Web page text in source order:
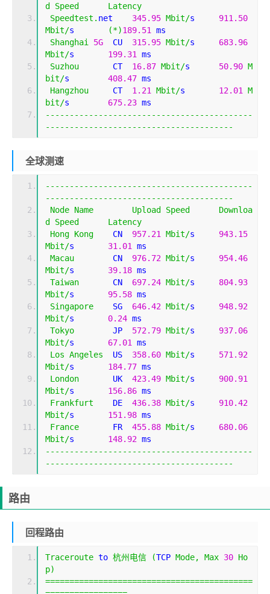
d
Speed
Latency
Speedtest . net 345.95 Mbit/s 911.50
Mbit/s (*)189.51
Shanghai
5G
  CU
315.95 Mbit/s 683.96
Mbit/s 199.31
Suzhou
       CT
16.87 Mbit/s 50.90 M
bit/s 408.47
Hangzhou
     CT
1.21 Mbit/s 12.01
M
bit/s 675.23
-------------------------------------------
---------------------------------------
全球测速
-------------------------------------------
---------------------------------------
Node Name Upload Speed
Downloa
d
Speed
Latency
Hong Kong
    CN
957.21 Mbit/s 943.15
Mbit/s 31.01
Macau
        CN
976.72 Mbit/s 954.46
Mbit/s 39.18
Taiwan
       CN
697.24 Mbit/s 804.93
Mbit/s 95.58
Singapore
    SG
646.42 Mbit/s 948.92
Mbit/s 0.24
Tokyo
        JP
572.79 Mbit/s 937.06
Mbit/s 67.01
Los Angeles
  US
358.60 Mbit/s 571.92
Mbit/s 184.77
London
       UK
423.49 Mbit/s 900.91
Mbit/s 156.86
Frankfurt
    DE
436.38 Mbit/s 910.42
Mbit/s 151.98
France
       FR
455.88 Mbit/s 680.06
Mbit/s 148.92
-------------------------------------------
---------------------------------------
路由
回程路由
Traceroute to 杭州电信 (TCP Mode, Max 30 Ho
p)
===========================================